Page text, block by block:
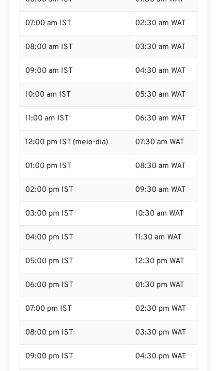
07:00 am IST 02:30 am WAT
08:00 am IST 03:30 am WAT
09:00 am IST 04:30 am WAT
10:00 am IST 05:30 am WAT
11:00 am IST 06:30 am WAT
12:00 pm IST (meio-dia) 07:30 am WAT
01:00 pm IST 08:30 am WAT
02:00 pm IST 09:30 am WAT
03:00 pm IST 10:30 am WAT
04:00 pm IST 11:30 am WAT
05:00 pm IST 12:30 pm WAT
06:00 pm IST 01:30 pm WAT
07:00 pm IST 02:30 pm WAT
08:00 pm IST 03:30 pm WAT
09:00 pm IST 04:30 pm WAT